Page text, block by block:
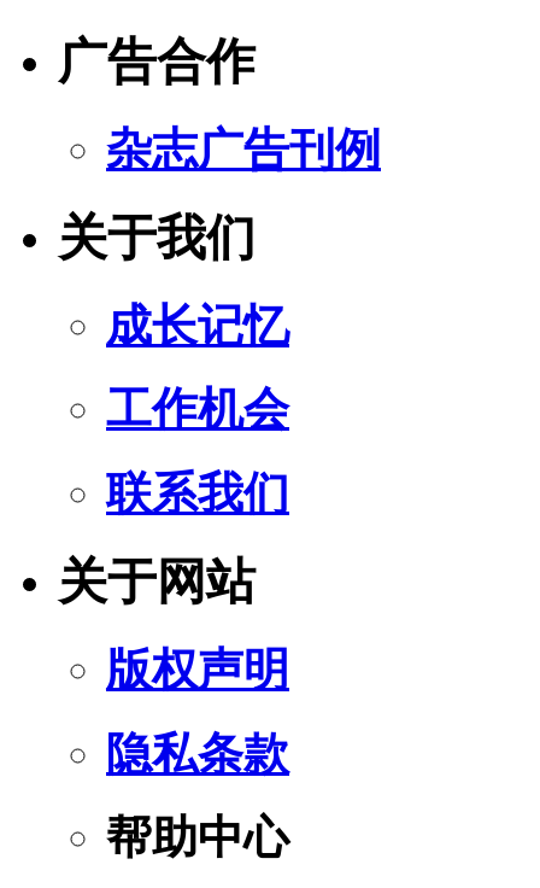
广告合作
杂志广告刊例
关于我们
成长记忆
工作机会
联系我们
关于网站
版权声明
隐私条款
帮助中心